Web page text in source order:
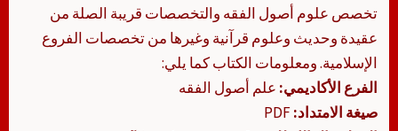
تخصص علوم أصول الفقه والتخصصات قريبة الصلة من
عقيدة وحديث وعلوم قرآنية وغيرها من تخصصات الفروع
الإسلامية. ومعلومات الكتاب كما يلي:
الفرع الأكاديمي: علم أصول الفقه
صيغة الامتداد: